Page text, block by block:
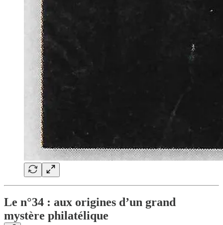
Le n°34 : aux origines d’un grand
mystère philatélique